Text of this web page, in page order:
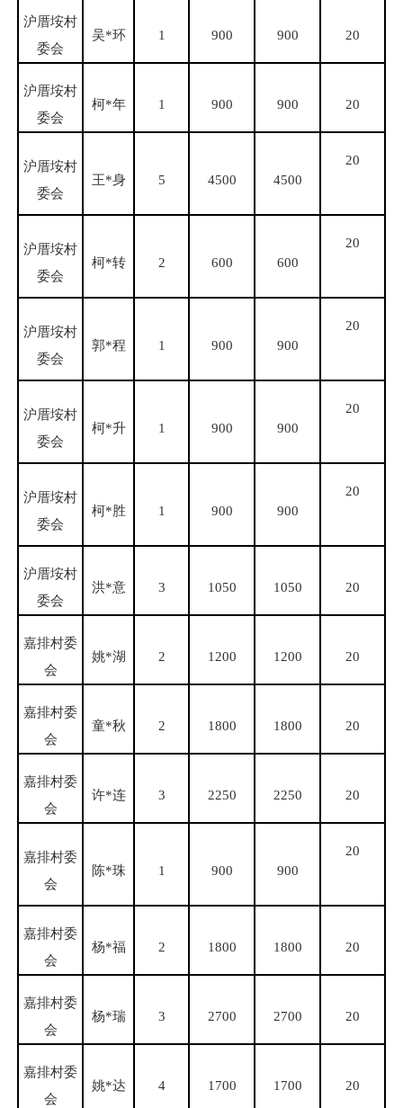
沪厝垵村
委会
吴*环 1 900 900 20
沪厝垵村
委会
柯*年 1 900 900 20
沪厝垵村
委会
王*身 5 4500 4500
20
沪厝垵村
委会
柯*转 2 600 600
20
沪厝垵村
委会
郭*程 1 900 900
20
沪厝垵村
委会
柯*升 1 900 900
20
沪厝垵村
委会
柯*胜 1 900 900
20
沪厝垵村
委会
洪*意 3 1050 1050 20
嘉排村委
会
姚*湖 2 1200 1200 20
嘉排村委
会
童*秋 2 1800 1800 20
嘉排村委
会
许*连 3 2250 2250 20
嘉排村委
会
陈*珠 1 900 900
20
嘉排村委
会
杨*福 2 1800 1800 20
嘉排村委
会
杨*瑞 3 2700 2700 20
嘉排村委
会
姚*达 4 1700 1700 20